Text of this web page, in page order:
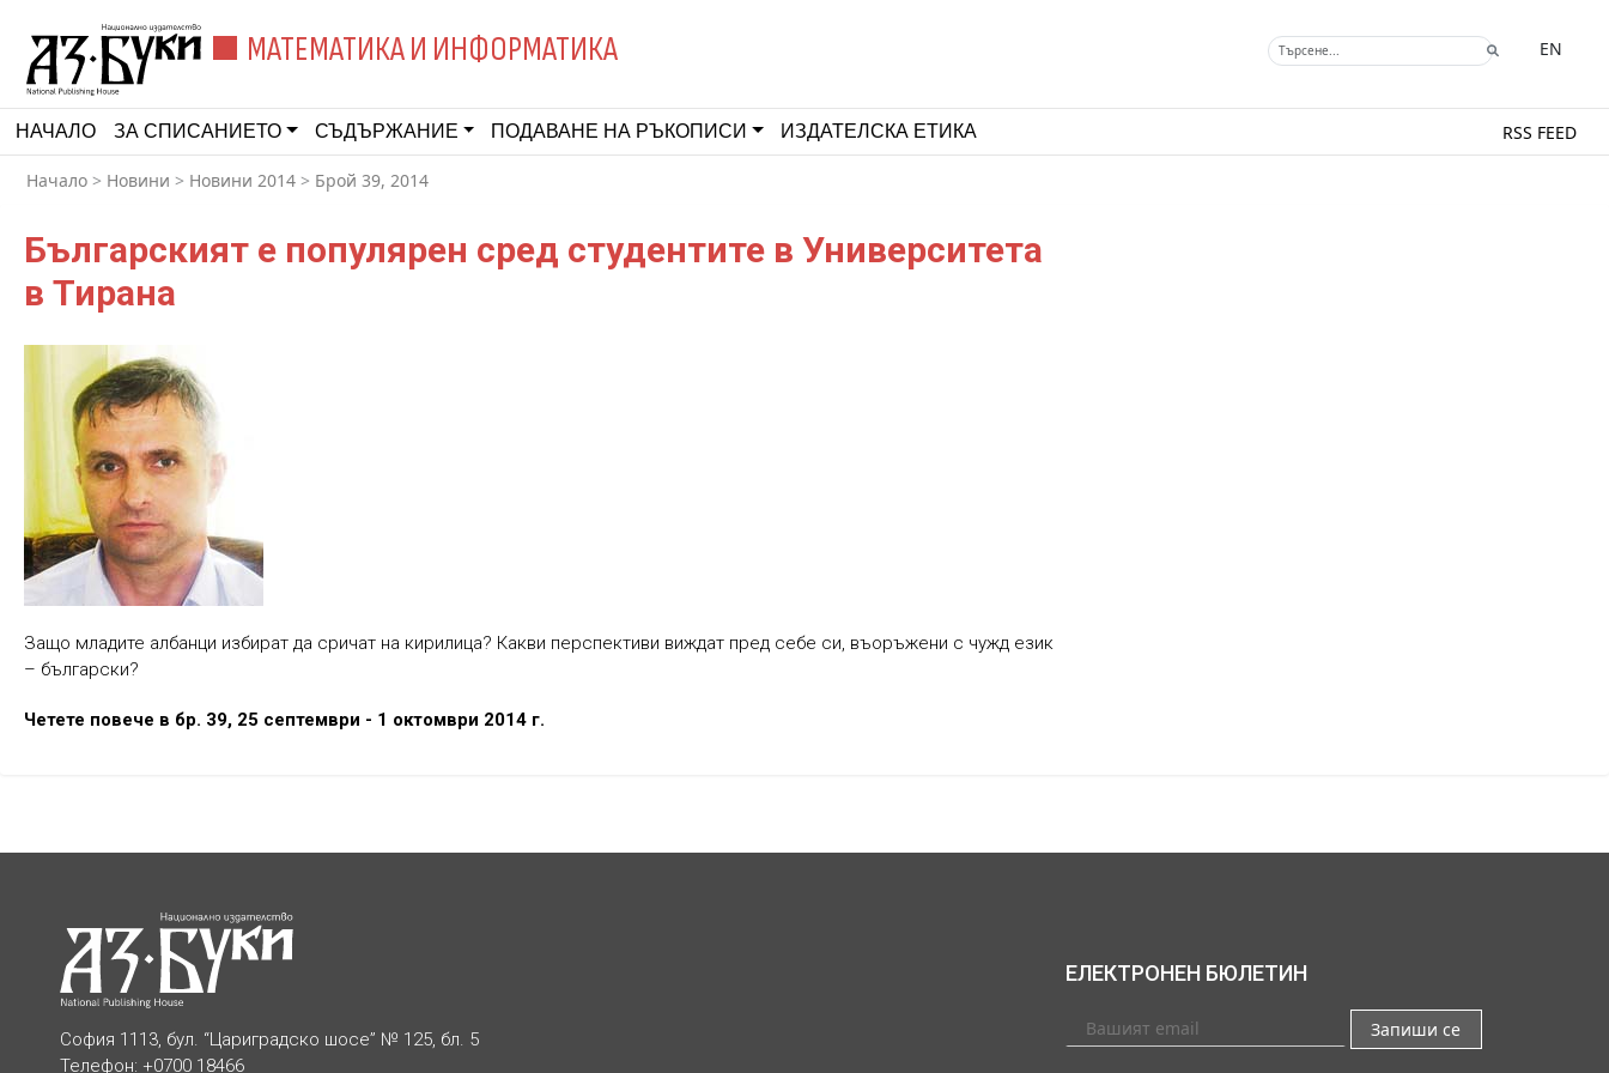
МАТЕМАТИКА И ИНФОРМАТИКА EN
НАЧАЛО ЗА СПИСАНИЕТО СЪДЪРЖАНИЕ ПОДАВАНЕ НА РЪКОПИСИ ИЗДАТЕЛСКА ЕТИКА RSS FEED
Начало > Новини > Новини 2014 > Брой 39, 2014
Българският е популярен сред студентите в Университета
в Тирана
Защо младите албанци избират да сричат на кирилица? Какви перспективи виждат пред себе си, въоръжени с чужд език
– български?
Четете повече в бр. 39, 25 септември - 1 октомври 2014 г.
София 1113, бул. “Цариградско шосе” № 125, бл. 5
Телефон: +0700 18466
ЕЛЕКТРОНЕН БЮЛЕТИН
Запиши се